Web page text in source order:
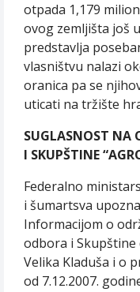
otpada 1,179
ovog zemljišta još
predstavlja
vlasništvu nalazi
oranica pa se
uticati na tržište
SUGLASNOST NA
I SKUPŠTINE
Federalno
i šumartsva
Informacijom o
odbora i Skupštine
Velika Kladuša i o
od 7.12.2007.